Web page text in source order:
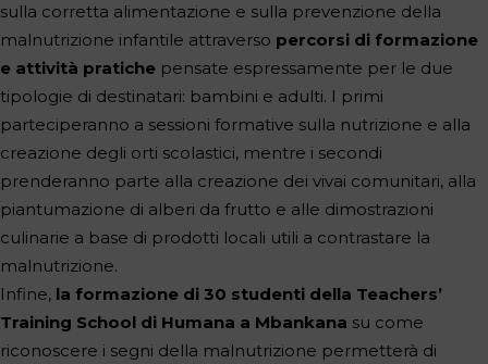
sulla corretta alimentazione e sulla prevenzione della
malnutrizione infantile attraverso percorsi di formazione
e attività pratiche pensate espressamente per le due
tipologie di destinatari: bambini e adulti. I primi
parteciperanno a sessioni formative sulla nutrizione e alla
creazione degli orti scolastici, mentre i secondi
prenderanno parte alla creazione dei vivai comunitari, alla
piantumazione di alberi da frutto e alle dimostrazioni
culinarie a base di prodotti locali utili a contrastare la
malnutrizione.
Infine, la formazione di 30 studenti della Teachers’
Training School di Humana a Mbankana su come
riconoscere i segni della malnutrizione permetterà di